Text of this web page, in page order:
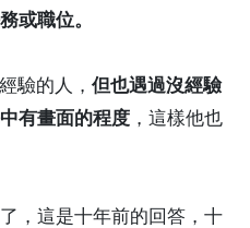
或職位。
驗的人， 但也遇過沒經驗
有畫面的程度 ，這樣他也
，這是十年前的回答，十